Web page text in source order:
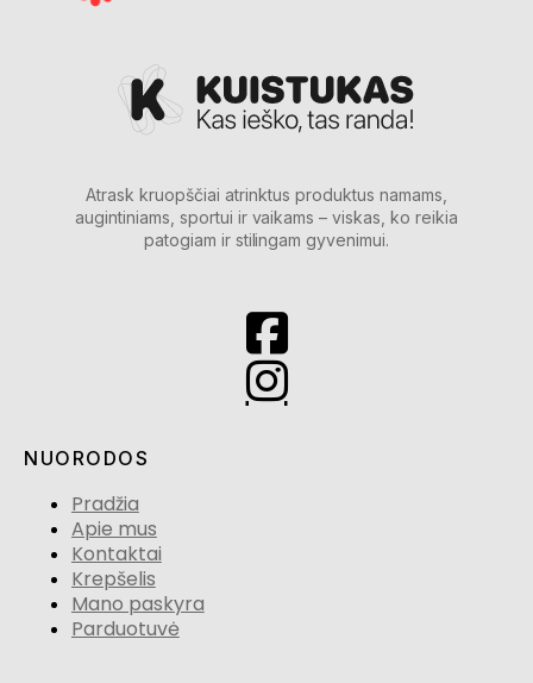
Atrask kruopščiai atrinktus produktus namams,
augintiniams, sportui ir vaikams – viskas, ko reikia
patogiam ir stilingam gyvenimui.
NUORODOS
Pradžia
Apie mus
Kontaktai
Krepšelis
Mano paskyra
Parduotuvė